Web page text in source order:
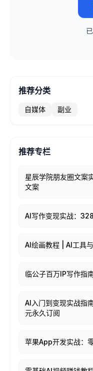
推荐分类
自媒体 副业
推荐专栏
星辰学院朋友圈文案
文案
AI写作变现实战：
AI绘画教程 | AI工具
临公子百万IP写作指
AI入门到变现实战指
元永久订阅
苹果App开发实战：